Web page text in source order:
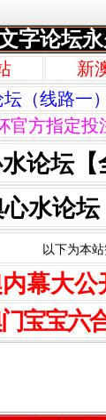
字论坛永
新
（线路一
官方指定投
论坛
水论坛
以下为本
幕大
门宝宝